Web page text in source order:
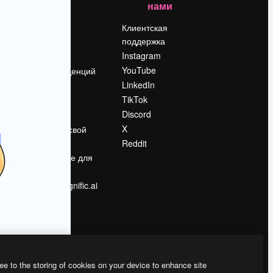
Поиск тенденций
Продайте свой
Помещение для
Ищете magnific.ai
нами
Клиентская
поддержка
Instagram
YouTube
LinkedIn
TikTok
Discord
X
Reddit
to the storing of cookies on your device to enhance site